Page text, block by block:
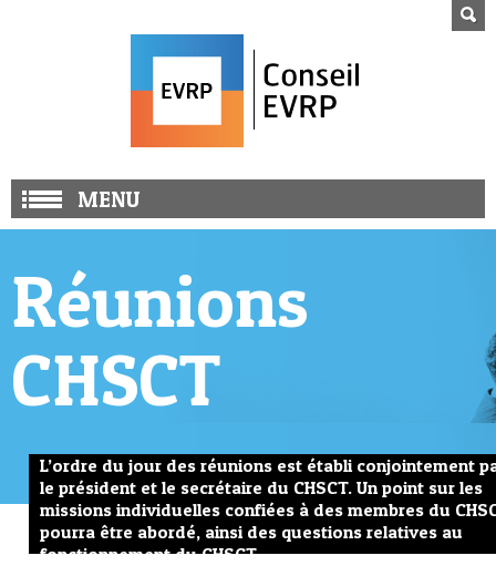
MENU
Réunions
CHSCT
L’ordre du jour des réunions est établi conjointement
le président et le secrétaire du CHSCT. Un point sur les
missions individuelles confiées à des membres du
pourra être abordé, ainsi des questions relatives au
fonctionnement du CHSCT